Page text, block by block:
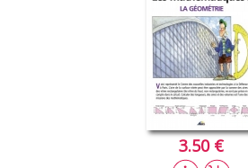
3.50 €